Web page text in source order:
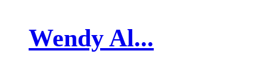
Wendy Al...